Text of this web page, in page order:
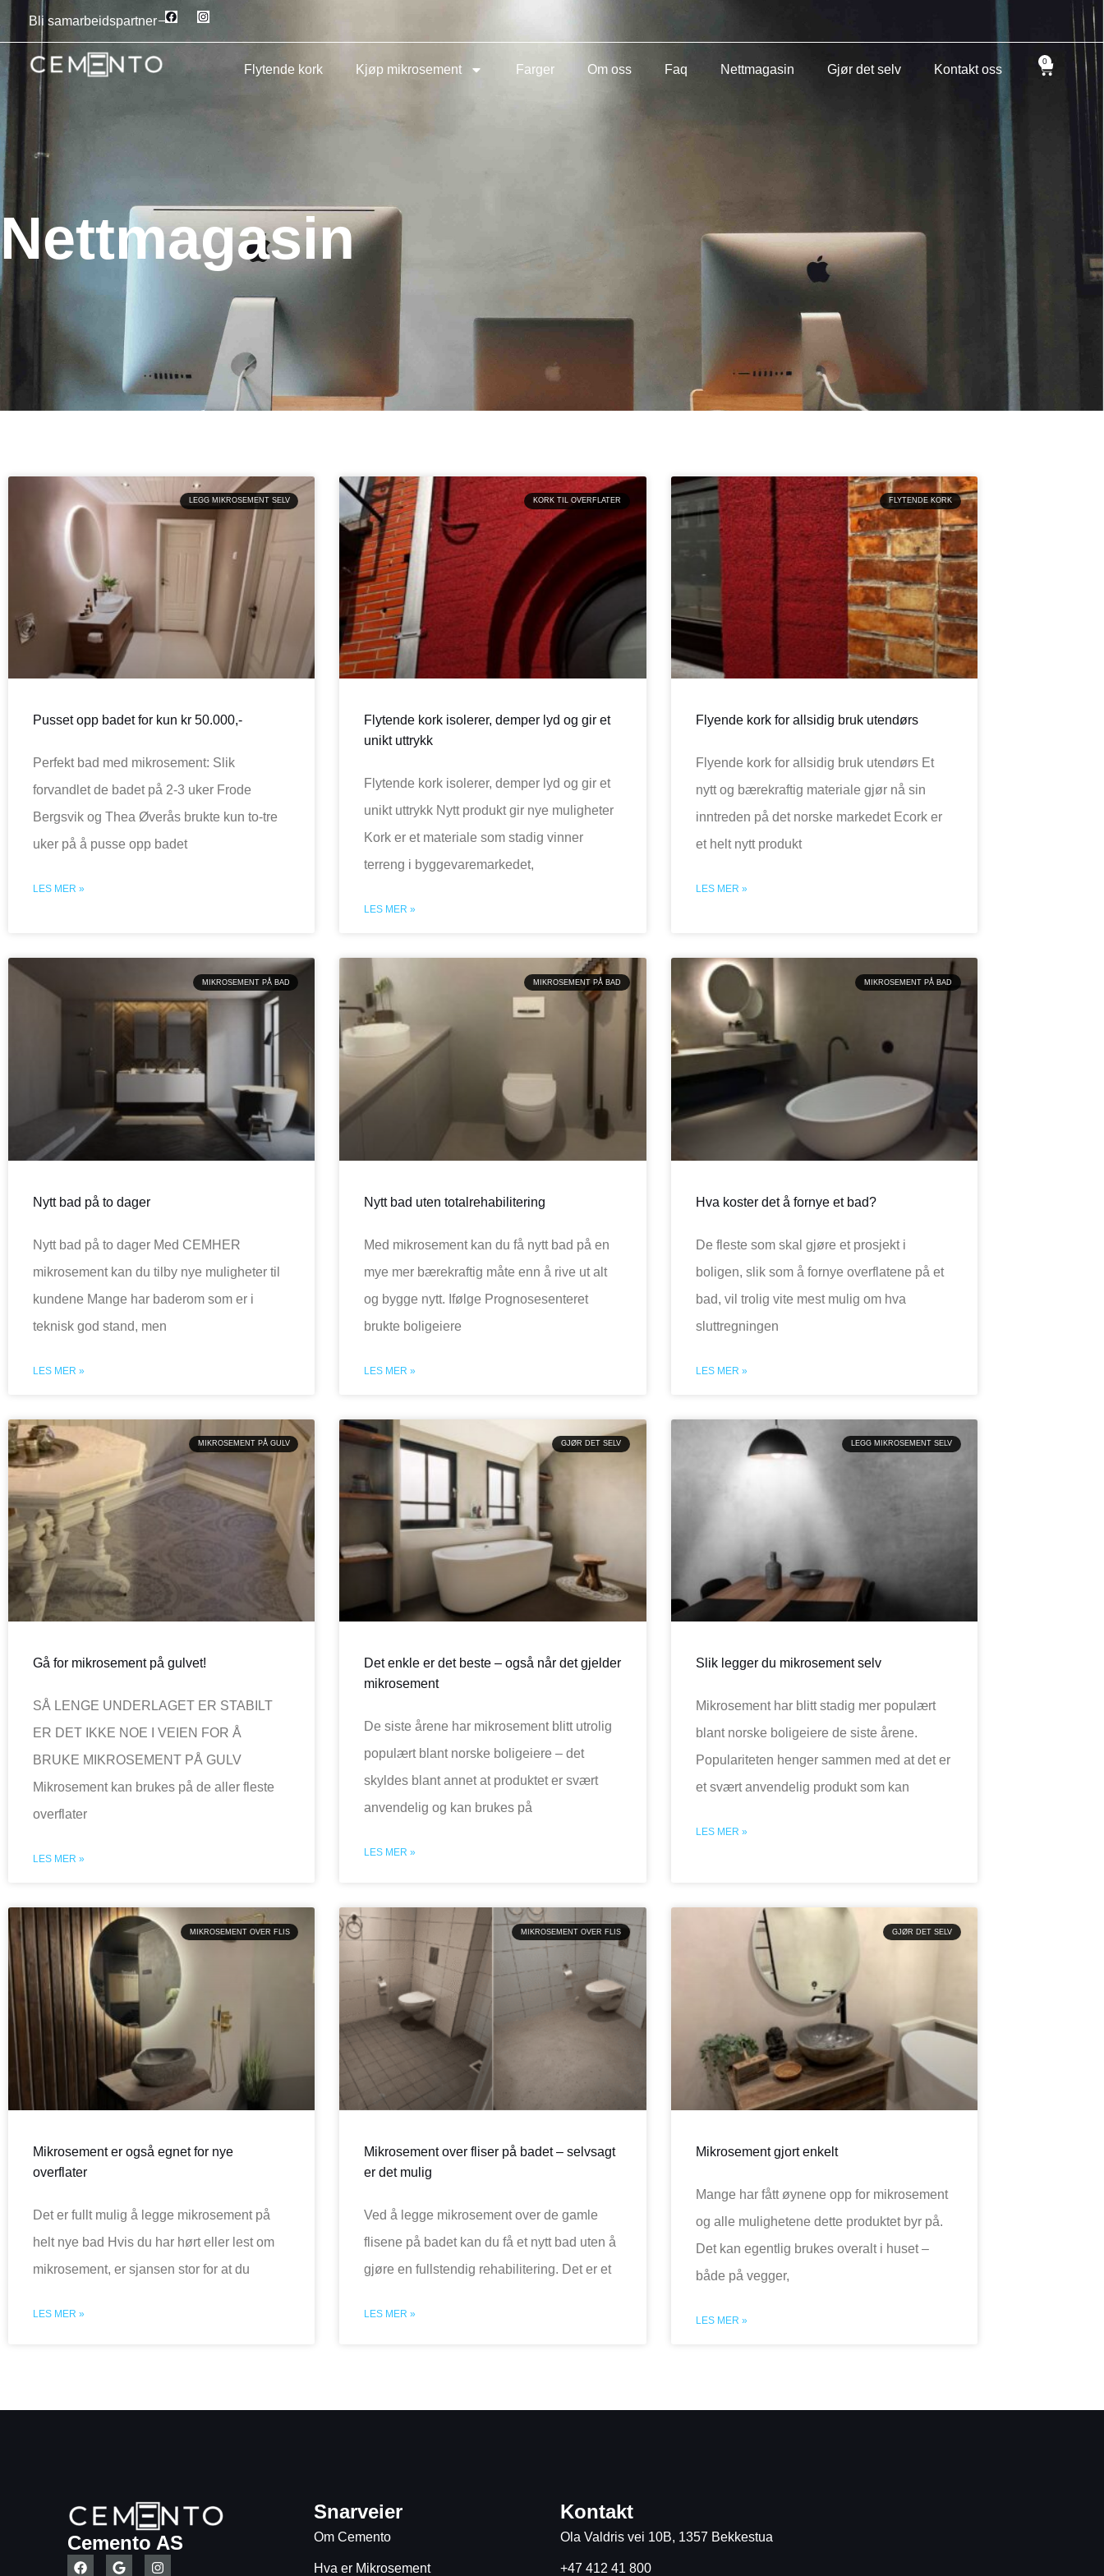
Bli samarbeidspartner
Flytende kork Kjøp mikrosement Farger Om oss Faq Nettmagasin Gjør det selv Kontakt oss
0
Nettmagasin
LEGG MIKROSEMENT SELV
Pusset opp badet for kun kr 50.000,-
Perfekt bad med mikrosement: Slik
forvandlet de badet på 2-3 uker Frode
Bergsvik og Thea Øverås brukte kun to-tre
uker på å pusse opp badet
LES MER »
KORK TIL OVERFLATER
Flytende kork isolerer, demper lyd og gir et
unikt uttrykk
Flytende kork isolerer, demper lyd og gir et
unikt uttrykk Nytt produkt gir nye muligheter
Kork er et materiale som stadig vinner
terreng i byggevaremarkedet,
LES MER »
FLYTENDE KORK
Flyende kork for allsidig bruk utendørs
Flyende kork for allsidig bruk utendørs Et
nytt og bærekraftig materiale gjør nå sin
inntreden på det norske markedet Ecork er
et helt nytt produkt
LES MER »
MIKROSEMENT PÅ BAD
Nytt bad på to dager
Nytt bad på to dager Med CEMHER
mikrosement kan du tilby nye muligheter til
kundene Mange har baderom som er i
teknisk god stand, men
LES MER »
MIKROSEMENT PÅ BAD
Nytt bad uten totalrehabilitering
Med mikrosement kan du få nytt bad på en
mye mer bærekraftig måte enn å rive ut alt
og bygge nytt. Ifølge Prognosesenteret
brukte boligeiere
LES MER »
MIKROSEMENT PÅ BAD
Hva koster det å fornye et bad?
De fleste som skal gjøre et prosjekt i
boligen, slik som å fornye overflatene på et
bad, vil trolig vite mest mulig om hva
sluttregningen
LES MER »
MIKROSEMENT PÅ GULV
Gå for mikrosement på gulvet!
SÅ LENGE UNDERLAGET ER STABILT
ER DET IKKE NOE I VEIEN FOR Å
BRUKE MIKROSEMENT PÅ GULV
Mikrosement kan brukes på de aller fleste
overflater
LES MER »
GJØR DET SELV
Det enkle er det beste – også når det gjelder
mikrosement
De siste årene har mikrosement blitt utrolig
populært blant norske boligeiere – det
skyldes blant annet at produktet er svært
anvendelig og kan brukes på
LES MER »
LEGG MIKROSEMENT SELV
Slik legger du mikrosement selv
Mikrosement har blitt stadig mer populært
blant norske boligeiere de siste årene.
Populariteten henger sammen med at det er
et svært anvendelig produkt som kan
LES MER »
MIKROSEMENT OVER FLIS
Mikrosement er også egnet for nye
overflater
Det er fullt mulig å legge mikrosement på
helt nye bad Hvis du har hørt eller lest om
mikrosement, er sjansen stor for at du
LES MER »
MIKROSEMENT OVER FLIS
Mikrosement over fliser på badet – selvsagt
er det mulig
Ved å legge mikrosement over de gamle
flisene på badet kan du få et nytt bad uten å
gjøre en fullstendig rehabilitering. Det er et
LES MER »
GJØR DET SELV
Mikrosement gjort enkelt
Mange har fått øynene opp for mikrosement
og alle mulighetene dette produktet byr på.
Det kan egentlig brukes overalt i huset –
både på vegger,
LES MER »
Cemento AS
Snarveier
Om Cemento
Hva er Mikrosement
Kontakt
Ola Valdris vei 10B, 1357 Bekkestua
+47 412 41 800